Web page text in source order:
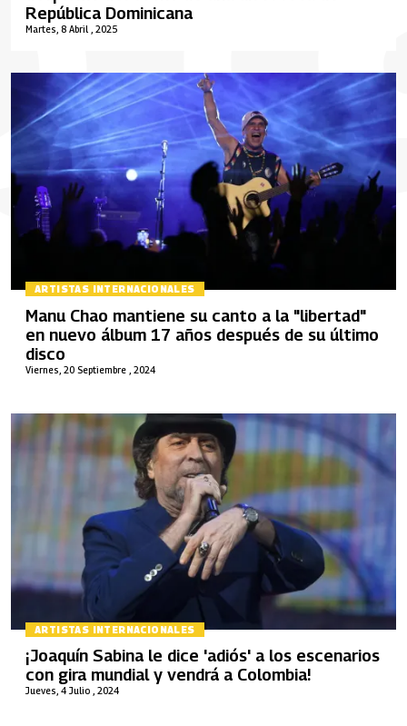
Martes, 8 Abril , 2025
República Dominicana
ARTISTAS INTERNACIONALES
Viernes, 20 Septiembre , 2024
Manu Chao mantiene su canto a la "libertad"
en nuevo álbum 17 años después de su último
disco
ARTISTAS INTERNACIONALES
Jueves, 4 Julio , 2024
¡Joaquín Sabina le dice 'adiós' a los escenarios
con gira mundial y vendrá a Colombia!